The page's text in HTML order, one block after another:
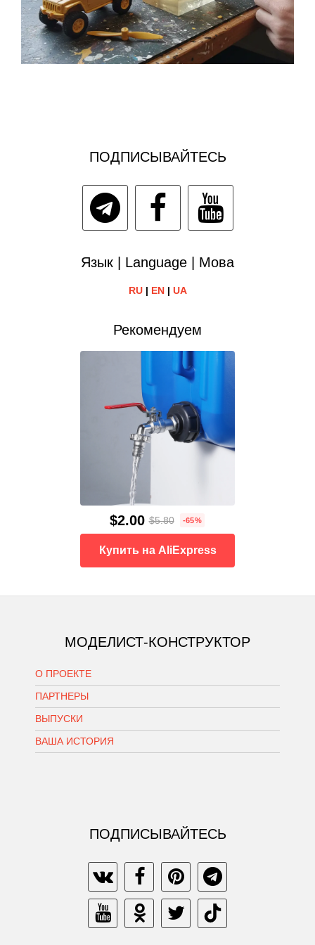
ПОДПИСЫВАЙТЕСЬ
Язык | Language | Мова
RU| EN| UA
Рекомендуем
$2.00 $5.80 -65%
Купить на AliExpress
МОДЕЛИСТ-КОНСТРУКТОР
О ПРОЕКТЕ
ПАРТНЕРЫ
ВЫПУСКИ
ВАША ИСТОРИЯ
ПОДПИСЫВАЙТЕСЬ